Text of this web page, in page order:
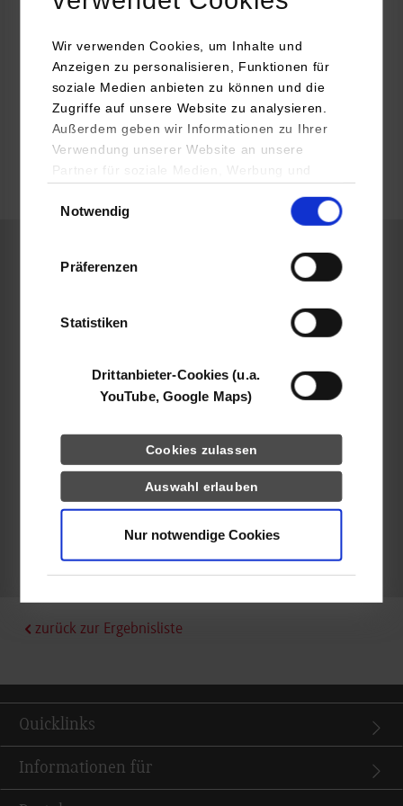
Wir verwenden Cookies, um Inhalte und
Anzeigen zu personalisieren, Funktionen für
soziale Medien anbieten zu können und die
Zugriffe auf unsere Website zu analysieren.
Außerdem geben wir Informationen zu Ihrer
Verwendung unserer Website an unsere
Partner für soziale Medien, Werbung und
YouTube, Google Maps) führen diese
Daten zusammen, die Sie ihnen bereitgestellt
haben oder die sie im Rahmen Ihrer Nutzung
Notwendig
Präferenzen
Statistiken
Drittanbieter-Cookies (u.a.
YouTube, Google Maps)
Cookies zulassen
Auswahl erlauben
Nur notwendige Cookies
Informatik / Informationstechnik
Livoneo.de - Delphinus GmbH
Schönefeld
Dagmar Pohland
zurück zur Ergebnisliste
Quicklinks
Informationen für